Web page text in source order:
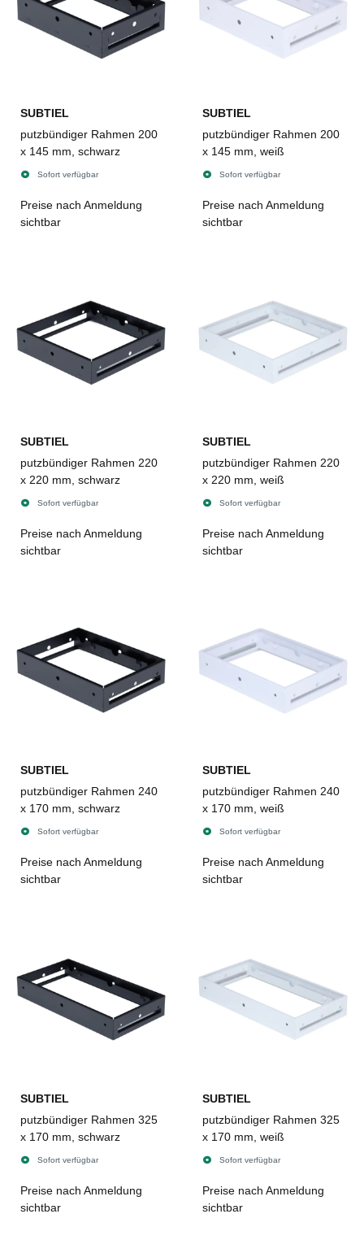
SUBTIEL
putzbündiger Rahmen 200
x 145 mm, schwarz
Sofort verfügbar
Preise nach Anmeldung
sichtbar
SUBTIEL
putzbündiger Rahmen 200
x 145 mm, weiß
Sofort verfügbar
Preise nach Anmeldung
sichtbar
SUBTIEL
putzbündiger Rahmen 220
x 220 mm, schwarz
Sofort verfügbar
Preise nach Anmeldung
sichtbar
SUBTIEL
putzbündiger Rahmen 220
x 220 mm, weiß
Sofort verfügbar
Preise nach Anmeldung
sichtbar
SUBTIEL
putzbündiger Rahmen 240
x 170 mm, schwarz
Sofort verfügbar
Preise nach Anmeldung
sichtbar
SUBTIEL
putzbündiger Rahmen 240
x 170 mm, weiß
Sofort verfügbar
Preise nach Anmeldung
sichtbar
SUBTIEL
putzbündiger Rahmen 325
x 170 mm, schwarz
Sofort verfügbar
Preise nach Anmeldung
sichtbar
SUBTIEL
putzbündiger Rahmen 325
x 170 mm, weiß
Sofort verfügbar
Preise nach Anmeldung
sichtbar